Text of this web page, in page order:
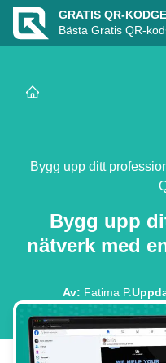
GRATIS QR-
Bästa Gratis QR-
Bygg upp ditt
Bygg upp
nätverk med
Av: Fatima P.